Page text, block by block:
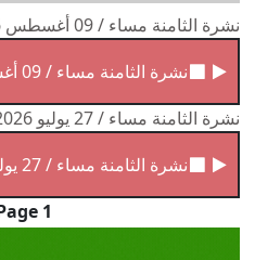
نشرة الثامنة مساء / 09 أغسطس 2026
نشرة الثامنة مساء / 09 أغسطس 2026
نشرة الثامنة مساء / 27 يوليو 2026
نشرة الثامنة مساء / 27 يوليو 2026
1